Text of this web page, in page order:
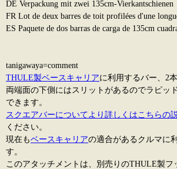
DE Verpackung mit zwei 135cm-Vierkantschienen
FR Lot de deux barres de toit profilées d'une
ES Paquete de dos barras de carga de 135cm
tanigawaya=comment
THULE製ベースキャリアに利用するバー、2
両端面の下側にはスリットがあるのでラピッ
できます。
スクエアバーについてより詳しくはこちらの
ください。
現在もベースキャリアの適合があるクルマに
す。
このアタッチメントは、別売りのTHULE製フ